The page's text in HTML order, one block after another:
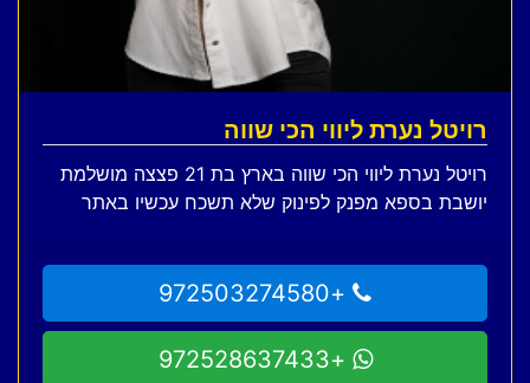
רויטל נערת ליווי הכי שווה
רויטל נערת ליווי הכי שווה בארץ בת 21 פצצה מושלמת
יושבת בספא מפנק לפינוק שלא תשכח עכשיו באתר
+972503274580
+972528637433